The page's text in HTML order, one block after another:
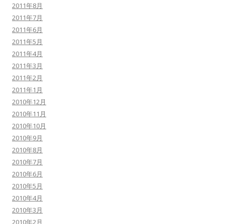
2011年8月
2011年7月
2011年6月
2011年5月
2011年4月
2011年3月
2011年2月
2011年1月
2010年12月
2010年11月
2010年10月
2010年9月
2010年8月
2010年7月
2010年6月
2010年5月
2010年4月
2010年3月
2010年2月